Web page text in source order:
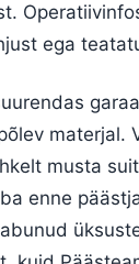
ega
materjal.
musta
enne